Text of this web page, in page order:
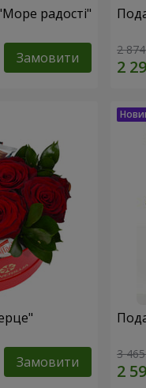
радості"
Замовити 2
Замовити 3